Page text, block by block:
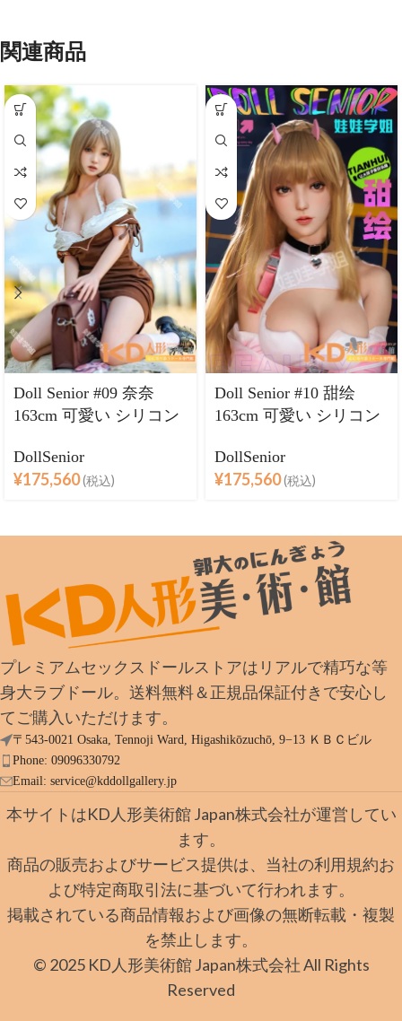
関連商品
Doll Senior #09 奈奈
163cm 可愛い シリコン
ブドール巨乳
DollSenior
¥175,560(税込)
Doll Senior #10 甜绘
163cm 可愛い シリコン
ブドール巨乳
DollSenior
¥175,560(税込)
プレミアムセックスドールストアはリアルで精巧な等
身大ラブドール。送料無料＆正規品保証付きで安心し
てご購入いただけます。
〒543-0021 Osaka, Tennoji Ward, Higashikōzuchō, 9−13 ＫＢＣビル
Phone: 09096330792
Email: service@kddollgallery.jp
本サイトはKD人形美術館 Japan株式会社が運営してい
ます。
商品の販売およびサービス提供は、当社の利用規約お
よび特定商取引法に基づいて行われます。
掲載されている商品情報および画像の無断転載・複製
を禁止します。
© 2025 KD人形美術館 Japan株式会社 All Rights
Reserved